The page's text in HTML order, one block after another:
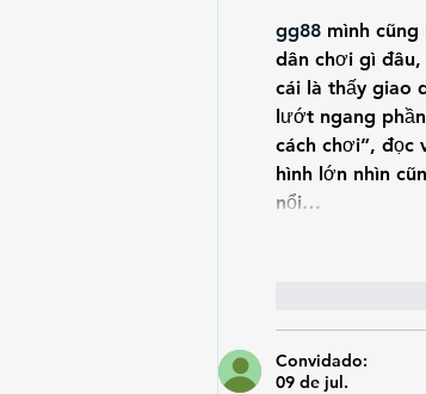
gg88 mình
dân chơi gì đâu,
cái là thấy giao
lướt ngang
cách chơi”, đọc
hình lớn nhìn
nổi…
Convidado:
09 de jul.